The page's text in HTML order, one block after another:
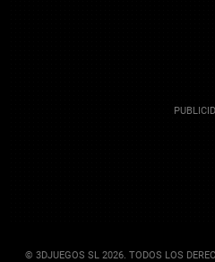
© 3DJUEGOS SL 2026. TODOS LOS